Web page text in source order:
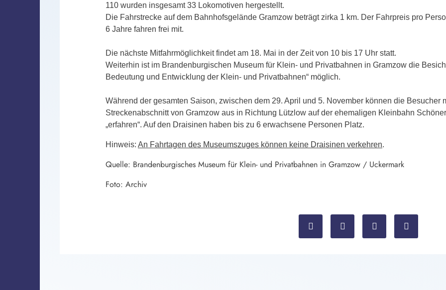
110 wurden insgesamt 33 Lokomotiven hergestellt.
Die Fahrstrecke auf dem Bahnhofsgelände Gramzow beträgt zirka 1 km. Der Fahrpreis pro
6 Jahre fahren frei mit.
Die nächste Mitfahrmöglichkeit findet am 18. Mai in der Zeit von 10 bis 17 Uhr statt.
Weiterhin ist im Brandenburgischen Museum für Klein- und Privatbahnen in Gramzow die
Bedeutung und Entwicklung der Klein- und Privatbahnen“ möglich.
Während der gesamten Saison, zwischen dem 29. April und 5. November können die Besucher
Streckenabschnitt von Gramzow aus in Richtung Lützlow auf der ehemaligen Kleinbahn
„erfahren“. Auf den Draisinen haben bis zu 6 erwachsene Personen Platz.
Hinweis: An Fahrtagen des Museumszuges können keine Draisinen verkehren.
Quelle: Brandenburgisches Museum für Klein- und Privatbahnen in Gramzow / Uckermark
Foto: Archiv